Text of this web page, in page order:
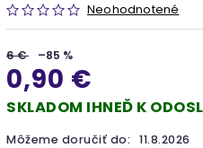
Neohodnotené
6 € –85 %
0,90 €
SKLADOM IHNEĎ K
Môžeme doručiť do: 11.8.2026